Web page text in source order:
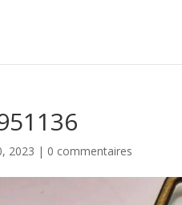
2023 | 0 commentaires